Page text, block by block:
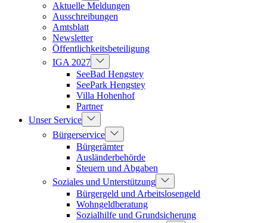
Aktuelle Meldungen
Ausschreibungen
Amtsblatt
Newsletter
Öffentlichkeitsbeteiligung
IGA 2027
SeeBad Hengstey
SeePark Hengstey
Villa Hohenhof
Partner
Unser Service
Bürgerservice
Bürgerämter
Ausländerbehörde
Steuern und Abgaben
Soziales und Unterstützung
Bürgergeld und Arbeitslosengeld
Wohngeldberatung
Sozialhilfe und Grundsicherung